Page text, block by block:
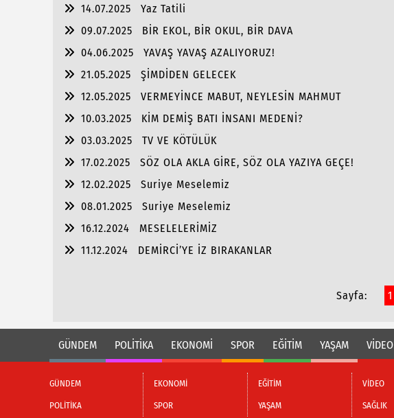
14.07.2025
Yaz Tatili
09.07.2025
BİR EKOL, BİR OKUL, BİR DAVA
04.06.2025
YAVAŞ YAVAŞ AZALIYORUZ!
21.05.2025
ŞİMDİDEN GELECEK
12.05.2025
VERMEYİNCE MABUT, NEYLESİN MAHMUT
10.03.2025
KİM DEMİŞ BATI İNSANI MEDENİ?
03.03.2025
TV VE KÖTÜLÜK
17.02.2025
SÖZ OLA AKLA GİRE, SÖZ OLA YAZIYA GEÇE!
12.02.2025
Suriye Meselemiz
08.01.2025
Suriye Meselemiz
16.12.2024
MESELELERİMİZ
11.12.2024
DEMİRCİ’YE İZ BIRAKANLAR
Sayfa: 1
GÜNDEM POLİTİKA EKONOMİ SPOR EĞİTİM YAŞAM VİDEO
GÜNDEM
POLİTİKA
EKONOMİ
SPOR
EĞİTİM
YAŞAM
VİDEO
SAĞLIK